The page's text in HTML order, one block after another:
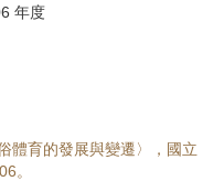
年度
體育的發展與變遷〉，國立
。